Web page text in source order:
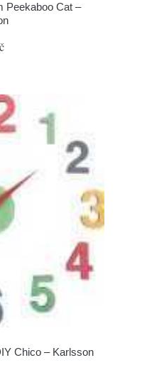
Peekaboo Cat –
Chico – Karlsson